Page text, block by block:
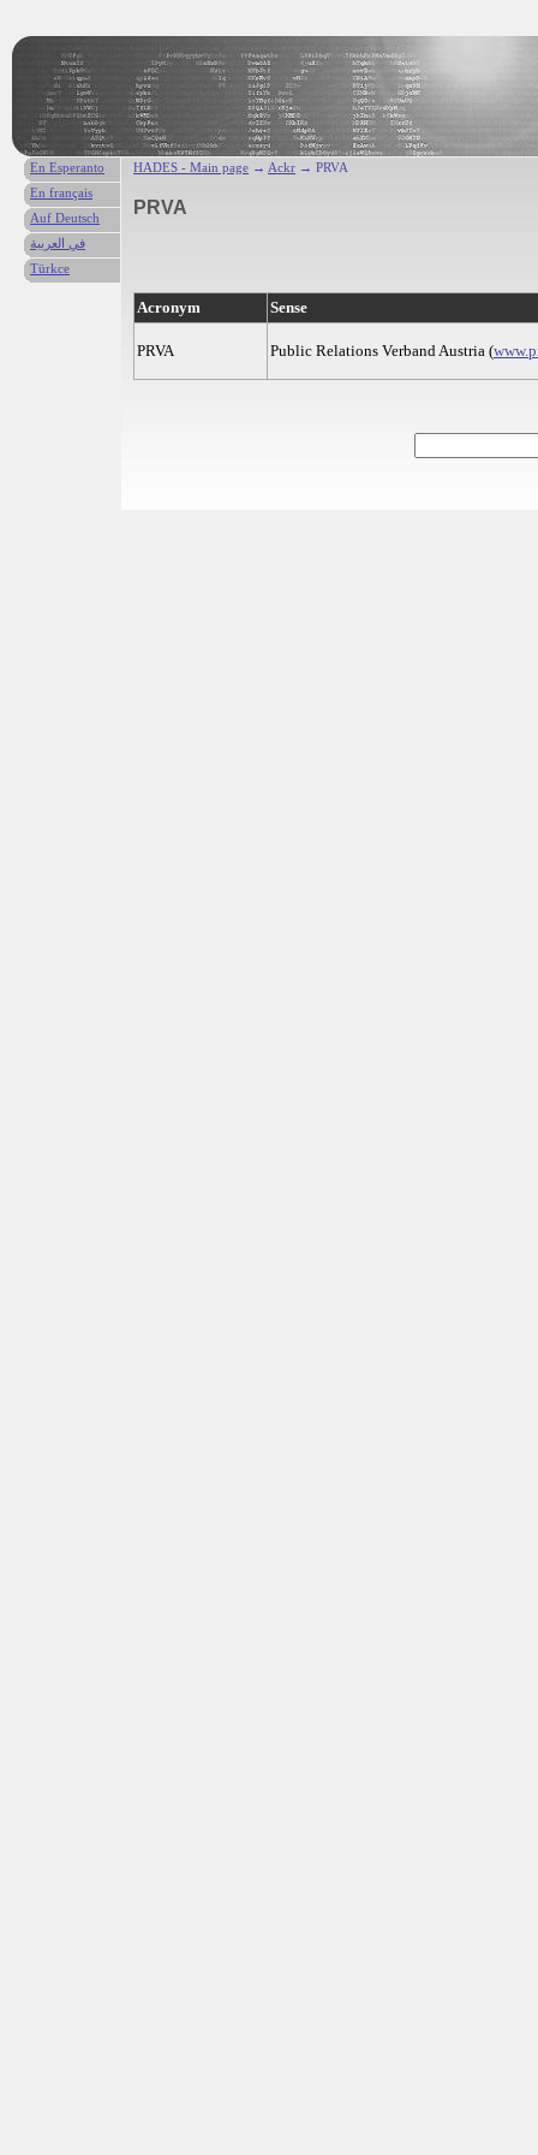
HADES - Main page → Ackr → PRVA
PRVA
Acronym Sense
PRVA Public Relations Verband Austria (
En Esperanto
En français
Auf Deutsch
في العربية
Türkce